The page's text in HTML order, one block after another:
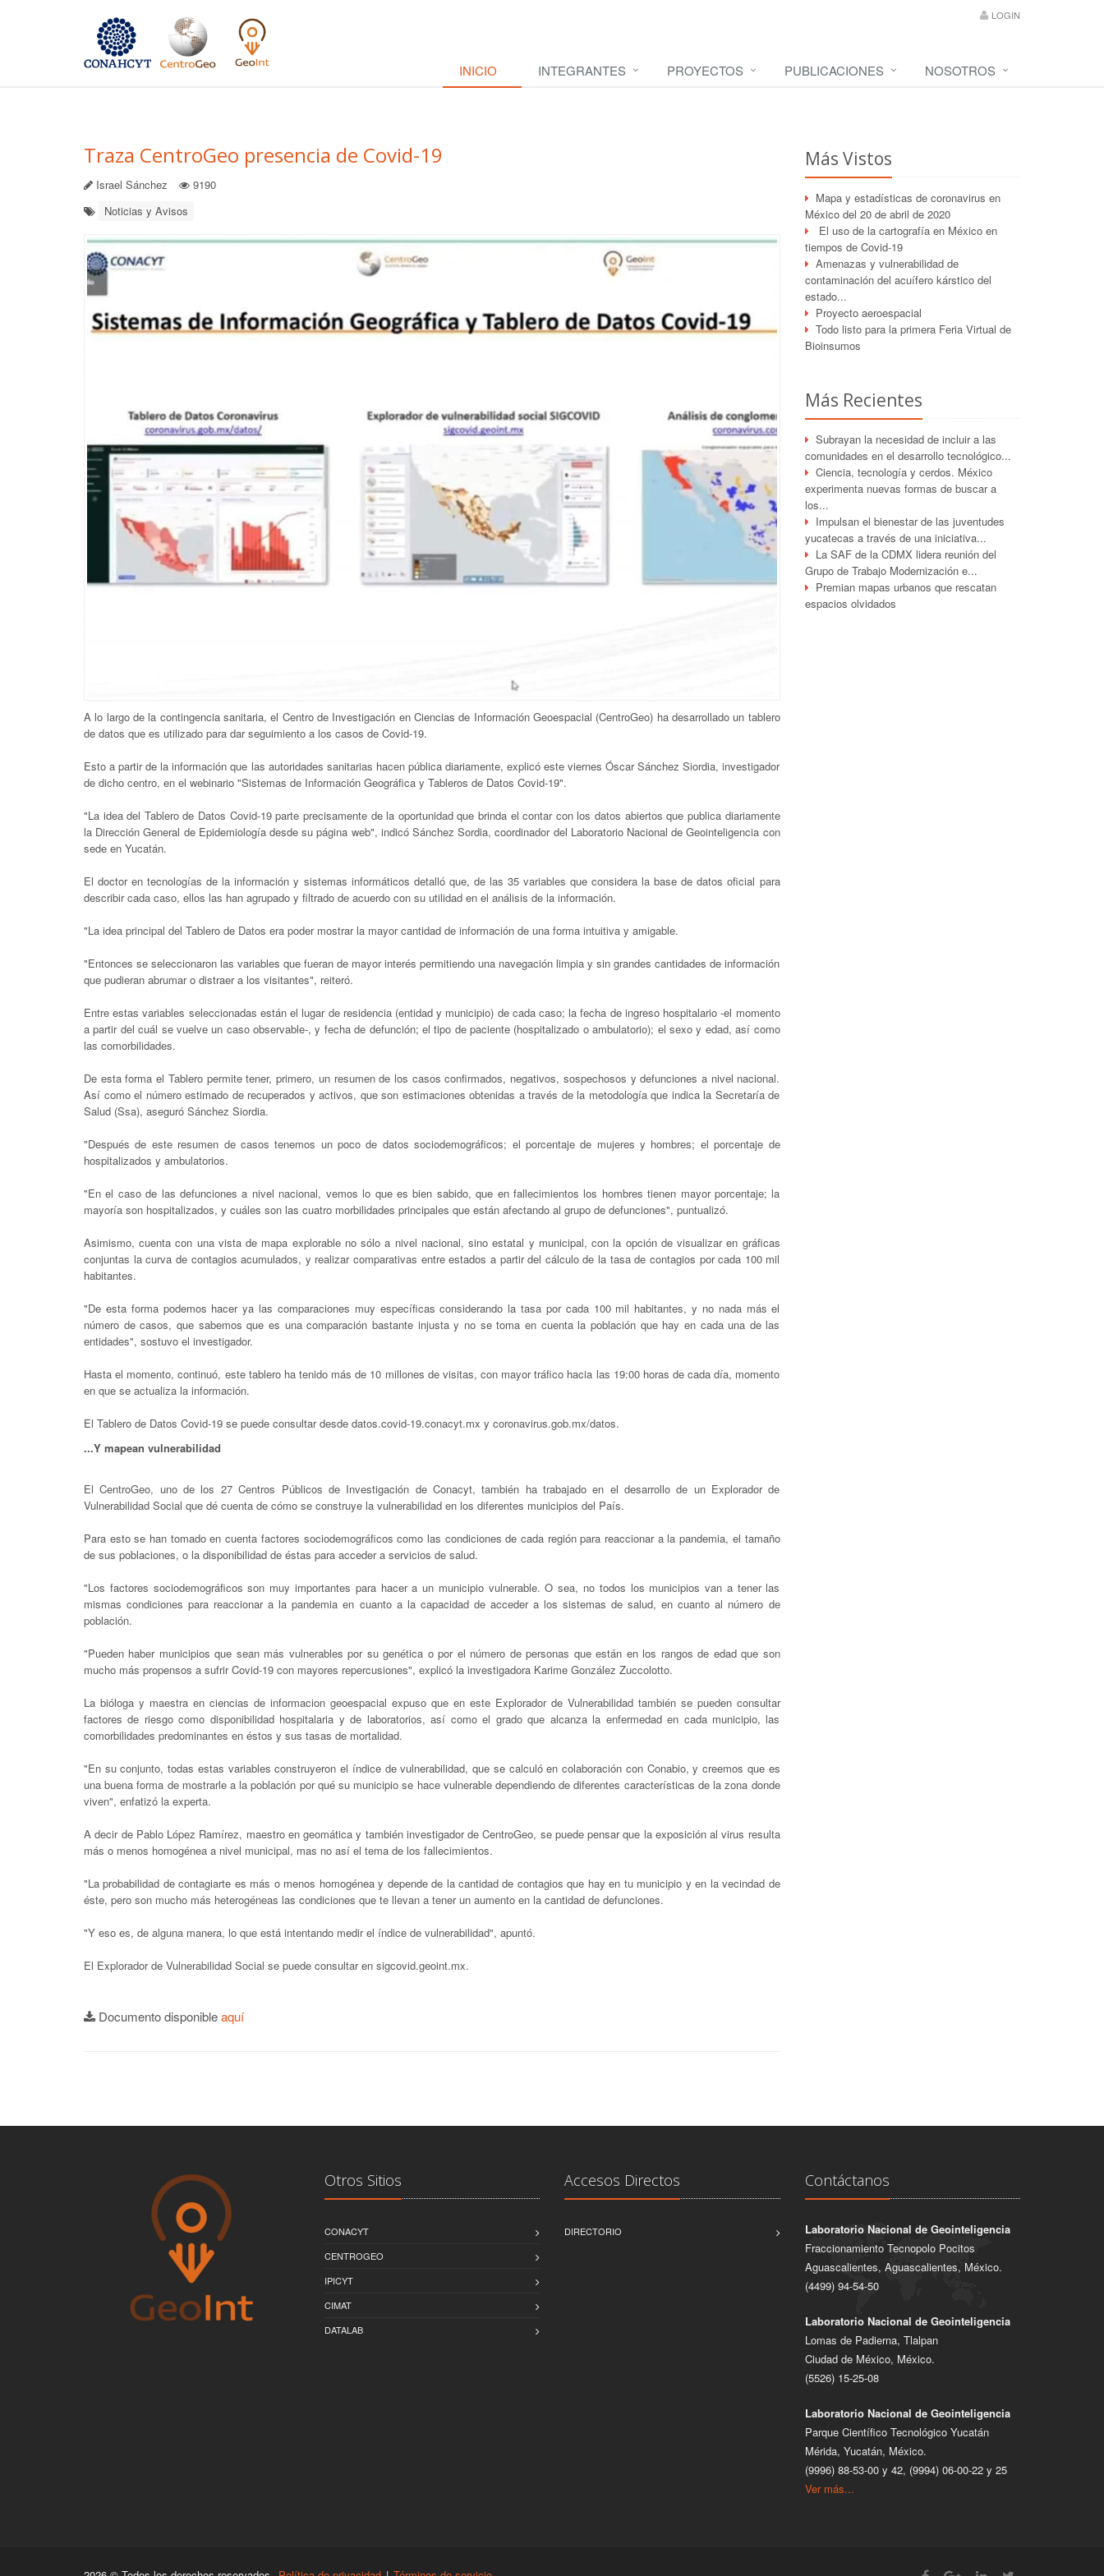
LOGIN
INICIO INTEGRANTES PROYECTOS PUBLICACIONES NOSOTROS
Traza CentroGeo presencia de Covid-19
Israel Sánchez
9190
Noticias y Avisos
A lo largo de la contingencia sanitaria, el Centro de Investigación en Ciencias de Información Geoespacial (CentroGeo) ha desarrollado un tablero
de datos que es utilizado para dar seguimiento a los casos de Covid-19.
Esto a partir de la información que las autoridades sanitarias hacen pública diariamente, explicó este viernes Óscar Sánchez Siordia, investigador
de dicho centro, en el webinario "Sistemas de Información Geográfica y Tableros de Datos Covid-19".
"La idea del Tablero de Datos Covid-19 parte precisamente de la oportunidad que brinda el contar con los datos abiertos que publica diariamente
la Dirección General de Epidemiología desde su página web", indicó Sánchez Sordia, coordinador del Laboratorio Nacional de Geointeligencia con
sede en Yucatán.
El doctor en tecnologías de la información y sistemas informáticos detalló que, de las 35 variables que considera la base de datos oficial para
describir cada caso, ellos las han agrupado y filtrado de acuerdo con su utilidad en el análisis de la información.
"La idea principal del Tablero de Datos era poder mostrar la mayor cantidad de información de una forma intuitiva y amigable.
"Entonces se seleccionaron las variables que fueran de mayor interés permitiendo una navegación limpia y sin grandes cantidades de información
que pudieran abrumar o distraer a los visitantes", reiteró.
Entre estas variables seleccionadas están el lugar de residencia (entidad y municipio) de cada caso; la fecha de ingreso hospitalario -el momento
a partir del cuál se vuelve un caso observable-, y fecha de defunción; el tipo de paciente (hospitalizado o ambulatorio); el sexo y edad, así como
las comorbilidades.
De esta forma el Tablero permite tener, primero, un resumen de los casos confirmados, negativos, sospechosos y defunciones a nivel nacional.
Así como el número estimado de recuperados y activos, que son estimaciones obtenidas a través de la metodología que indica la Secretaría de
Salud (Ssa), aseguró Sánchez Siordia.
"Después de este resumen de casos tenemos un poco de datos sociodemográficos; el porcentaje de mujeres y hombres; el porcentaje de
hospitalizados y ambulatorios.
"En el caso de las defunciones a nivel nacional, vemos lo que es bien sabido, que en fallecimientos los hombres tienen mayor porcentaje; la
mayoría son hospitalizados, y cuáles son las cuatro morbilidades principales que están afectando al grupo de defunciones", puntualizó.
Asimismo, cuenta con una vista de mapa explorable no sólo a nivel nacional, sino estatal y municipal, con la opción de visualizar en gráficas
conjuntas la curva de contagios acumulados, y realizar comparativas entre estados a partir del cálculo de la tasa de contagios por cada 100 mil
habitantes.
"De esta forma podemos hacer ya las comparaciones muy específicas considerando la tasa por cada 100 mil habitantes, y no nada más el
número de casos, que sabemos que es una comparación bastante injusta y no se toma en cuenta la población que hay en cada una de las
entidades", sostuvo el investigador.
Hasta el momento, continuó, este tablero ha tenido más de 10 millones de visitas, con mayor tráfico hacia las 19:00 horas de cada día, momento
en que se actualiza la información.
El Tablero de Datos Covid-19 se puede consultar desde datos.covid-19.conacyt.mx y coronavirus.gob.mx/datos.
...Y mapean vulnerabilidad
El CentroGeo, uno de los 27 Centros Públicos de Investigación de Conacyt, también ha trabajado en el desarrollo de un Explorador de
Vulnerabilidad Social que dé cuenta de cómo se construye la vulnerabilidad en los diferentes municipios del País.
Para esto se han tomado en cuenta factores sociodemográficos como las condiciones de cada región para reaccionar a la pandemia, el tamaño
de sus poblaciones, o la disponibilidad de éstas para acceder a servicios de salud.
"Los factores sociodemográficos son muy importantes para hacer a un municipio vulnerable. O sea, no todos los municipios van a tener las
mismas condiciones para reaccionar a la pandemia en cuanto a la capacidad de acceder a los sistemas de salud, en cuanto al número de
población.
"Pueden haber municipios que sean más vulnerables por su genética o por el número de personas que están en los rangos de edad que son
mucho más propensos a sufrir Covid-19 con mayores repercusiones", explicó la investigadora Karime González Zuccolotto.
La bióloga y maestra en ciencias de informacion geoespacial expuso que en este Explorador de Vulnerabilidad también se pueden consultar
factores de riesgo como disponibilidad hospitalaria y de laboratorios, así como el grado que alcanza la enfermedad en cada municipio, las
comorbilidades predominantes en éstos y sus tasas de mortalidad.
"En su conjunto, todas estas variables construyeron el índice de vulnerabilidad, que se calculó en colaboración con Conabio, y creemos que es
una buena forma de mostrarle a la población por qué su municipio se hace vulnerable dependiendo de diferentes características de la zona donde
viven", enfatizó la experta.
A decir de Pablo López Ramírez, maestro en geomática y también investigador de CentroGeo, se puede pensar que la exposición al virus resulta
más o menos homogénea a nivel municipal, mas no así el tema de los fallecimientos.
"La probabilidad de contagiarte es más o menos homogénea y depende de la cantidad de contagios que hay en tu municipio y en la vecindad de
éste, pero son mucho más heterogéneas las condiciones que te llevan a tener un aumento en la cantidad de defunciones.
"Y eso es, de alguna manera, lo que está intentando medir el índice de vulnerabilidad", apuntó.
El Explorador de Vulnerabilidad Social se puede consultar en sigcovid.geoint.mx.
Documento disponibleaquí
Más Vistos
Mapa y estadísticas de coronavirus en
México del 20 de abril de 2020
El uso de la cartografía en México en
tiempos de Covid-19
Amenazas y vulnerabilidad de
contaminación del acuífero kárstico del
estado...
Proyecto aeroespacial
Todo listo para la primera Feria Virtual de
Bioinsumos
Más Recientes
Subrayan la necesidad de incluir a las
comunidades en el desarrollo tecnológico...
Ciencia, tecnología y cerdos. México
experimenta nuevas formas de buscar a
los...
Impulsan el bienestar de las juventudes
yucatecas a través de una iniciativa...
La SAF de la CDMX lidera reunión del
Grupo de Trabajo Modernización e...
Premian mapas urbanos que rescatan
espacios olvidados
Otros Sitios
CONACYT
CENTROGEO
IPICYT
CIMAT
DATALAB
Accesos Directos
DIRECTORIO
Contáctanos
Laboratorio Nacional de Geointeligencia
Fraccionamiento Tecnopolo Pocitos
Aguascalientes, Aguascalientes, México.
(4499) 94-54-50
Laboratorio Nacional de Geointeligencia
Lomas de Padierna, Tlalpan
Ciudad de México, México.
(5526) 15-25-08
Laboratorio Nacional de Geointeligencia
Parque Científico Tecnológico Yucatán
Mérida, Yucatán, México.
(9996) 88-53-00 y 42, (9994) 06-00-22 y 25
Ver más...